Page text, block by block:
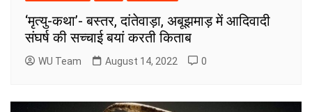
‘मृत्यु-कथा’- बस्तर, दांतेवाड़ा, अबूझमाड़ में आदिवादी
संघर्ष की सच्चाई बयां करती किताब
WU Team August 14, 2022 0